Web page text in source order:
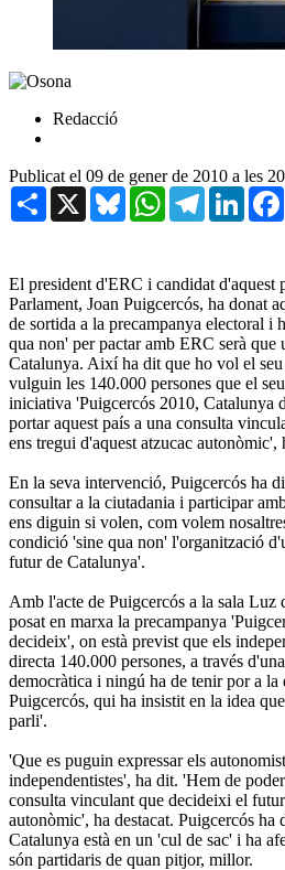
Redacció
Publicat el 09 de gener de 2010 a les
Share X BlueskyWhatsAppTelegram
El president d'ERC i candidat d'aquest
Parlament, Joan Puigcercós, ha donat
de sortida a la precampanya electoral i
qua non' per pactar amb ERC serà que
Catalunya. Així ha dit que ho vol el
vulguin les 140.000 persones que el
iniciativa 'Puigcercós 2010, Catalunya
portar aquest país a una consulta
ens tregui d'aquest atzucac autonòmic',
En la seva intervenció, Puigcercós ha
consultar a la ciutadania i participar
ens diguin si volen, com volem
condició 'sine qua non' l'organització
futur de Catalunya'.
Amb l'acte de Puigcercós a la sala Luz
posat en marxa la precampanya
decideix', on està previst que els
directa 140.000 persones, a través
democràtica i ningú ha de tenir por a la
Puigcercós, qui ha insistit en la idea
parli'.
'Que es puguin expressar els
independentistes', ha dit. 'Hem de
consulta vinculant que decideixi el
autonòmic', ha destacat. Puigcercós ha
Catalunya està en un 'cul de sac' i ha
són partidaris de quan pitjor, millor.